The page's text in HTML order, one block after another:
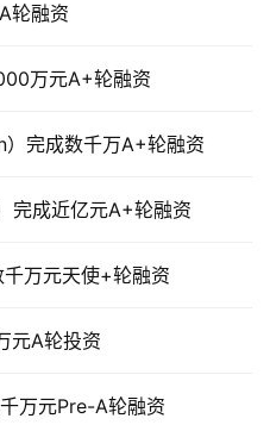
注册
轮融资
万元A+轮融资
完成数千万A+轮融资
完成近亿元A+轮融资
万元天使+轮融资
元A轮投资
万元Pre-A轮融资